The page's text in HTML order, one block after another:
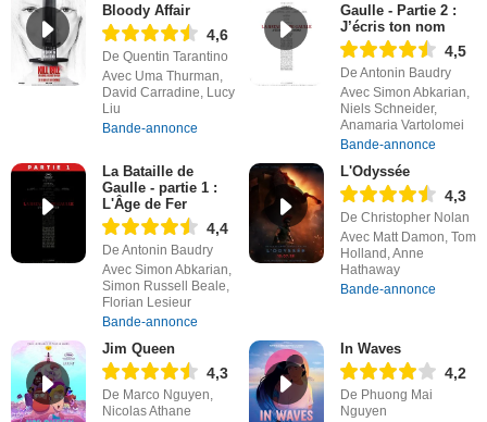
Bloody Affair
4,6
De Quentin Tarantino
Avec Uma Thurman,
David Carradine, Lucy
Liu
Bande-annonce
Gaulle - Partie 2 :
J’écris ton nom
4,5
De Antonin Baudry
Avec Simon Abkarian,
Niels Schneider,
Anamaria Vartolomei
Bande-annonce
La Bataille de
Gaulle - partie 1 :
L'Âge de Fer
4,4
De Antonin Baudry
Avec Simon Abkarian,
Simon Russell Beale,
Florian Lesieur
Bande-annonce
L'Odyssée
4,3
De Christopher Nolan
Avec Matt Damon, Tom
Holland, Anne
Hathaway
Bande-annonce
Jim Queen
4,3
De Marco Nguyen,
Nicolas Athane
In Waves
4,2
De Phuong Mai
Nguyen